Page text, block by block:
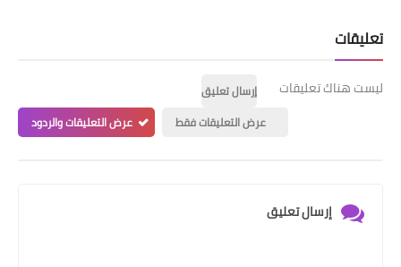
تعليقات
ليست هناك تعليقات
إرسال تعليق
عرض التعليقات فقط
عرض التعليقات والردود
إرسال تعليق